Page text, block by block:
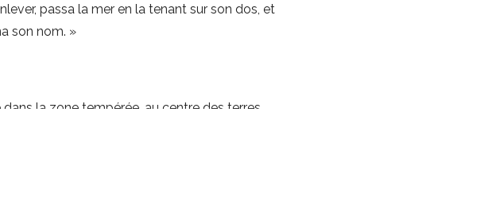
passa la mer en la tenant sur son dos, et
son nom. »
la zone tempérée, au centre des terres